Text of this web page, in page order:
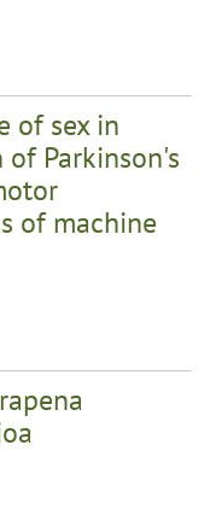
of sex in
Parkinson's
of machine